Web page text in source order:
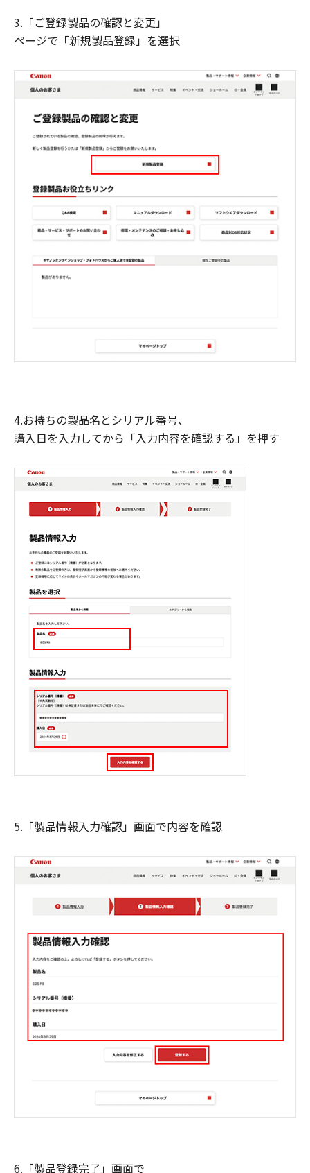
3.「ご登録製品の確認と変更」
ページで「新規製品登録」を選択
4.お持ちの製品名とシリアル番号、
購入日を入力してから「入力内容を確認する」を押す
5.「製品情報入力確認」画面で内容を確認
6.「製品登録完了」画面で